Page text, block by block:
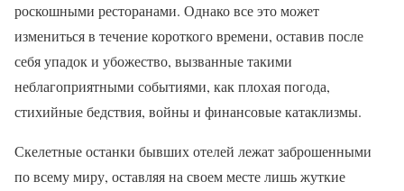
роскошными ресторанами. Однако все это может
измениться в течение короткого времени, оставив после
себя упадок и убожество, вызванные такими
неблагоприятными событиями, как плохая погода,
стихийные бедствия, войны и финансовые катаклизмы.
Скелетные останки бывших отелей лежат заброшенными
по всему миру, оставляя на своем месте лишь жуткие